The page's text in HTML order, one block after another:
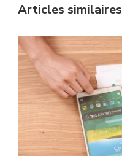
Articles similaires